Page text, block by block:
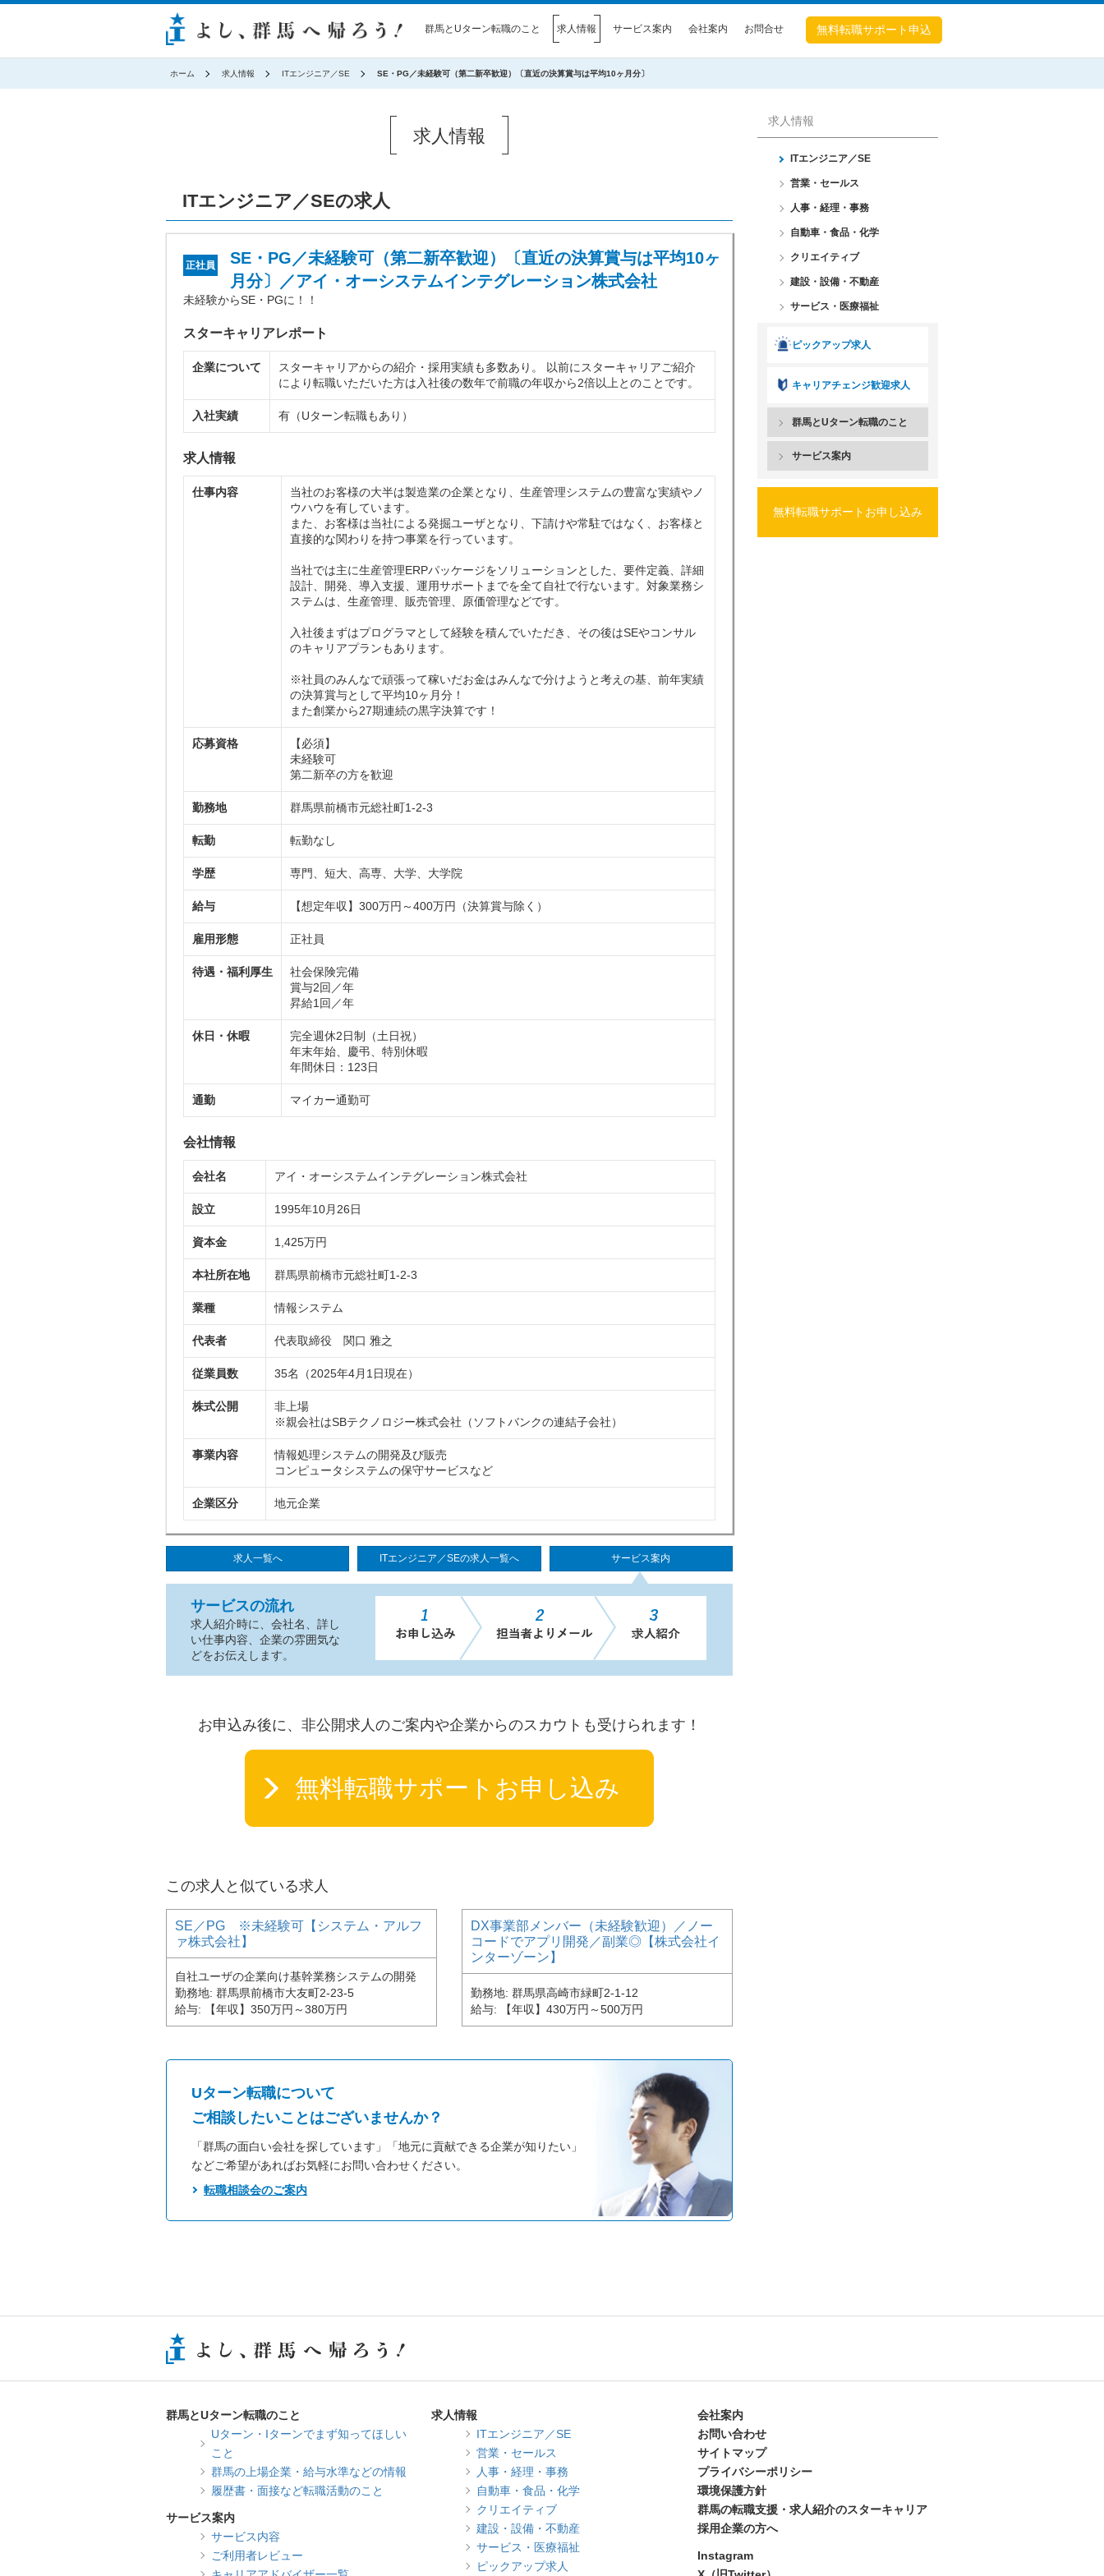
無料転職サポート申込
群馬とUターン転職のこと 求人情報 サービス案内 会社案内 お問合せ
ホーム 求人情報 ITエンジニア／SE SE・PG／未経験可（第二新卒歓迎）〔直近の決算賞与は平均10ヶ月分〕
求人情報
ITエンジニア／SEの求人
正社員
SE・PG／未経験可（第二新卒歓迎）〔直近の決算賞与は平均10ヶ
月分〕／アイ・オーシステムインテグレーション株式会社
未経験からSE・PGに！！
スターキャリアレポート
企業について
スターキャリアからの紹介・採用実績も多数あり。 以前にスターキャリアご紹介
により転職いただいた方は入社後の数年で前職の年収から2倍以上とのことです。
入社実績 有（Uターン転職もあり）
求人情報
仕事内容
当社のお客様の大半は製造業の企業となり、生産管理システムの豊富な実績やノ
ウハウを有しています。
また、お客様は当社による発掘ユーザとなり、下請けや常駐ではなく、お客様と
直接的な関わりを持つ事業を行っています。
当社では主に生産管理ERPパッケージをソリューションとした、要件定義、詳細
設計、開発、導入支援、運用サポートまでを全て自社で行ないます。対象業務シ
ステムは、生産管理、販売管理、原価管理などです。
入社後まずはプログラマとして経験を積んでいただき、その後はSEやコンサル
のキャリアプランもあります。
※社員のみんなで頑張って稼いだお金はみんなで分けようと考えの基、前年実績
の決算賞与として平均10ヶ月分！
また創業から27期連続の黒字決算です！
応募資格
【必須】
未経験可
第二新卒の方を歓迎
勤務地 群馬県前橋市元総社町1-2-3
転勤 転勤なし
学歴 専門、短大、高専、大学、大学院
給与 【想定年収】300万円～400万円（決算賞与除く）
雇用形態 正社員
待遇・福利厚生
社会保険完備
賞与2回／年
昇給1回／年
休日・休暇
完全週休2日制（土日祝）
年末年始、慶弔、特別休暇
年間休日：123日
通勤 マイカー通勤可
会社情報
会社名 アイ・オーシステムインテグレーション株式会社
設立 1995年10月26日
資本金 1,425万円
本社所在地 群馬県前橋市元総社町1-2-3
業種 情報システム
代表者 代表取締役 関口 雅之
従業員数 35名（2025年4月1日現在）
株式公開
非上場
※親会社はSBテクノロジー株式会社（ソフトバンクの連結子会社）
事業内容
情報処理システムの開発及び販売
コンピュータシステムの保守サービスなど
企業区分 地元企業
求人一覧へ ITエンジニア／SEの求人一覧へ サービス案内
サービスの流れ
求人紹介時に、会社名、詳し
い仕事内容、企業の雰囲気な
どをお伝えします。
お申込み後に、非公開求人のご案内や企業からのスカウトも受けられます！
無料転職サポートお申し込み
この求人と似ている求人
SE／PG ※未経験可【システム・アルフ
ァ株式会社】
自社ユーザの企業向け基幹業務システムの開発
勤務地 群馬県前橋市大友町2-23-5
給与
【年収】350万円～380万円
DX事業部メンバー（未経験歓迎）／ノー
コードでアプリ開発／副業◎【株式会社イ
ンターゾーン】
勤務地 群馬県高崎市緑町2-1-12
給与
【年収】430万円～500万円
Uターン転職について
ご相談したいことはございませんか？
「群馬の面白い会社を探しています」「地元に貢献できる企業が知りたい」
などご希望があればお気軽にお問い合わせください。
転職相談会のご案内
求人情報
ITエンジニア／SE
営業・セールス
人事・経理・事務
自動車・食品・化学
クリエイティブ
建設・設備・不動産
サービス・医療福祉
ピックアップ求人
キャリアチェンジ歓迎求人
群馬とUターン転職のこと
サービス案内
無料転職サポートお申し込み
群馬とUターン転職のこと
Uターン・Iターンでまず知ってほしい
こと
群馬の上場企業・給与水準などの情報
履歴書・面接など転職活動のこと
サービス案内
サービス内容
ご利用者レビュー
求人情報
ITエンジニア／SE
営業・セールス
人事・経理・事務
自動車・食品・化学
クリエイティブ
建設・設備・不動産
サービス・医療福祉
ピックアップ求人
会社案内
お問い合わせ
サイトマップ
プライバシーポリシー
環境保護方針
群馬の転職支援・求人紹介のスターキャリア
採用企業の方へ
Instagram